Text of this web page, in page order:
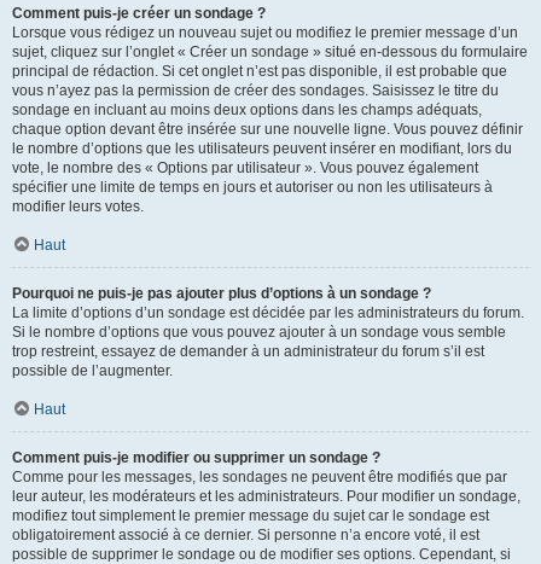
Comment puis-je créer un sondage ?
Lorsque vous rédigez un nouveau sujet ou modifiez le premier message d’un
sujet, cliquez sur l’onglet « Créer un sondage » situé en-dessous du formulaire
principal de rédaction. Si cet onglet n’est pas disponible, il est probable que
vous n’ayez pas la permission de créer des sondages. Saisissez le titre du
sondage en incluant au moins deux options dans les champs adéquats,
chaque option devant être insérée sur une nouvelle ligne. Vous pouvez définir
le nombre d’options que les utilisateurs peuvent insérer en modifiant, lors du
vote, le nombre des « Options par utilisateur ». Vous pouvez également
spécifier une limite de temps en jours et autoriser ou non les utilisateurs à
modifier leurs votes.
Haut
Pourquoi ne puis-je pas ajouter plus d’options à un sondage ?
La limite d’options d’un sondage est décidée par les administrateurs du forum.
Si le nombre d’options que vous pouvez ajouter à un sondage vous semble
trop restreint, essayez de demander à un administrateur du forum s’il est
possible de l’augmenter.
Haut
Comment puis-je modifier ou supprimer un sondage ?
Comme pour les messages, les sondages ne peuvent être modifiés que par
leur auteur, les modérateurs et les administrateurs. Pour modifier un sondage,
modifiez tout simplement le premier message du sujet car le sondage est
obligatoirement associé à ce dernier. Si personne n’a encore voté, il est
possible de supprimer le sondage ou de modifier ses options. Cependant, si